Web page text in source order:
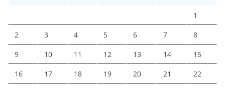
1
2 3 4 5 6 7 8
9 10 11 12 13 14 15
16 17 18 19 20 21 22